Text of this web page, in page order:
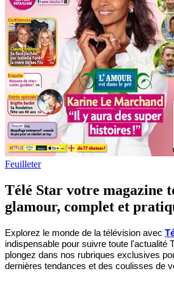
Feuilleter
Télé Star votre magazine
glamour, complet et
Explorez le monde de la télévision avec
indispensable pour suivre toute l'actualité
plongez dans nos rubriques exclusives
dernières tendances et des coulisses de